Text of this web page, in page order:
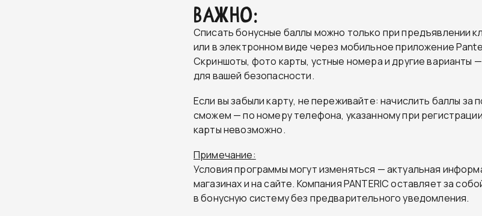
Важно:
Списать бонусные баллы можно только при предъявлении
или в электронном виде через мобильное приложение
Скриншоты, фото карты, устные номера и другие варианты
для вашей безопасности.
Если вы забыли карту, не переживайте: начислить баллы за
сможем — по номеру телефона, указанному при
карты невозможно.
Примечание:
Условия программы могут изменяться — актуальная
магазинах и на сайте. Компания PANTERIC оставляет за
в бонусную систему без предварительного уведомления.